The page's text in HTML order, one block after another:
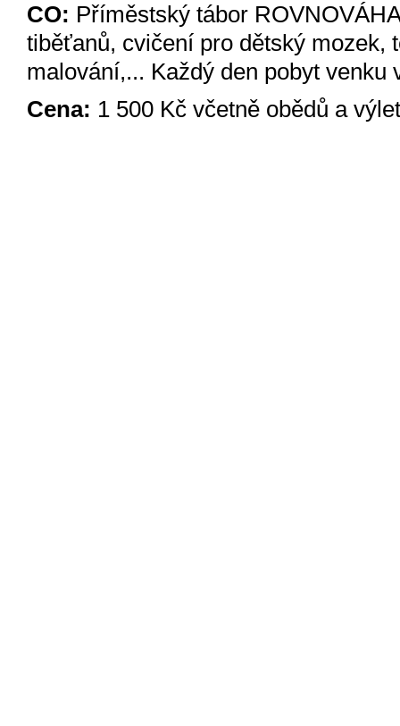
CO: Příměstský tábor
tiběťanů, cvičení pro dětský mozek,
malování,... Každý den pobyt venku
Cena: 1 500 Kč včetně obědů a